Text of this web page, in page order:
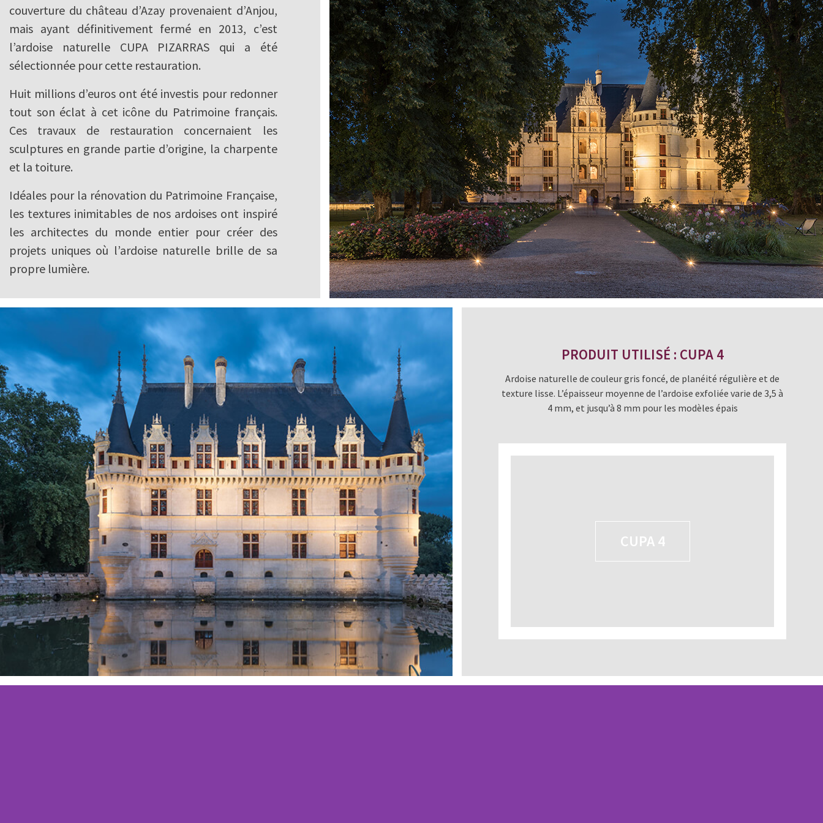
couverture du château d’Azay provenaient d’Anjou,
mais ayant définitivement fermé en 2013, c’est
l’ardoise naturelle CUPA PIZARRAS qui a été
sélectionnée pour cette restauration.
Huit millions d’euros ont été investis pour redonner
tout son éclat à cet icône du Patrimoine français.
Ces travaux de restauration concernaient les
sculptures en grande partie d’origine, la charpente
et la toiture.
Idéales pour la rénovation du Patrimoine Française,
les textures inimitables de nos ardoises ont inspiré
les architectes du monde entier pour créer des
projets uniques où l’ardoise naturelle brille de sa
propre lumière.
PRODUIT UTILISÉ : CUPA 4
Ardoise naturelle de couleur gris foncé, de planéité régulière et de
texture lisse. L’épaisseur moyenne de l’ardoise exfoliée varie de 3,5 à
4 mm, et jusqu’à 8 mm pour les modèles épais
CUPA 4